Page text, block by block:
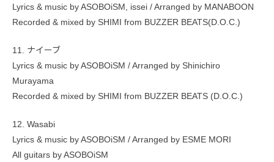
Lyrics & music by ASOBOiSM, issei / Arranged by MANABOON
Recorded & mixed by SHIMI from BUZZER BEATS(D.O.C.)
11. ナイーブ
Lyrics & music by ASOBOiSM / Arranged by Shinichiro
Murayama
Recorded & mixed by SHIMI from BUZZER BEATS (D.O.C.)
12. Wasabi
Lyrics & music by ASOBOiSM / Arranged by ESME MORI
All guitars by ASOBOiSM